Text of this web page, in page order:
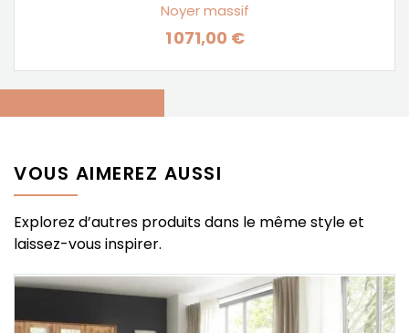
Noyer massif
Prix
1 071,00 €
VOUS AIMEREZ AUSSI
Explorez d’autres produits dans le même style et
laissez-vous inspirer.